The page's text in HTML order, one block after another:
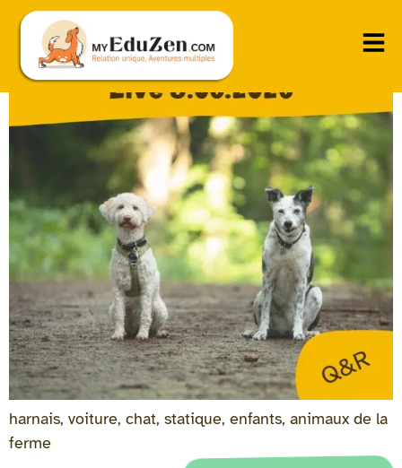
Live 8-06-2026
harnais, voiture, chat, statique, enfants, animaux de la
ferme